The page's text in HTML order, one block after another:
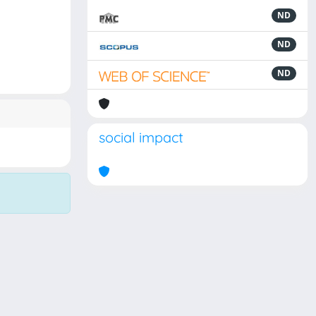
ND
ND
ND
social impact